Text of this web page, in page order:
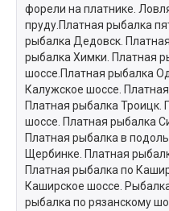
форели на платнике.
пруду.Платная рыбалка
рыбалка Дедовск.
рыбалка Химки. Платная
шоссе.Платная рыбалка
Калужское шоссе.
Платная рыбалка Троицк.
шоссе. Платная рыбалка
Платная рыбалка в
Щербинке. Платная
Платная рыбалка по
Каширское шоссе.
рыбалка по рязанскому